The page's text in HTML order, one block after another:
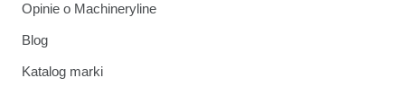
Opinie o Machineryline
Blog
Katalog marki